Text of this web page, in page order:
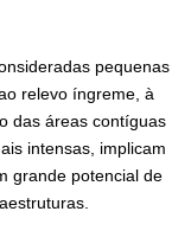
pequenas
relevo íngreme, à
das áreas contíguas
intensas, implicam
grande potencial de